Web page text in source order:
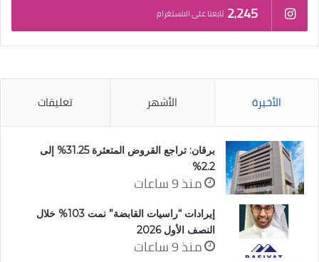
2٬245 تابعنا على الانستغرام
الأخيرة الأشهر تعليقات
برقان: تراجع القروض المتعثرة 31.25% إلى
2.2%
منذ 9 ساعات
إيرادات “راسيات القابضة” نمت 103% خلال
النصف الأول 2026
منذ 9 ساعات